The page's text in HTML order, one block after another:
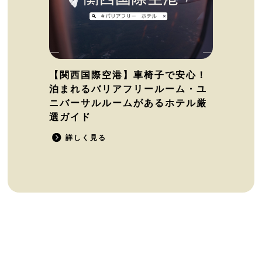
【関西国際空港】車椅子で安心！
泊まれるバリアフリールーム・ユ
ニバーサルルームがあるホテル厳
選ガイド
詳しく見る